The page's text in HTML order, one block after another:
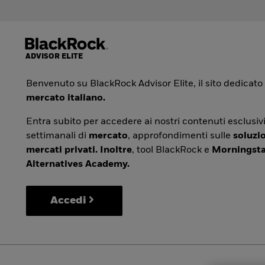
Benvenuto su BlackRock Advisor Elite, il sito dedicato
mercato italiano.
Entra subito per accedere ai nostri contenuti
settimanali di mercato, approfondimenti sulle
mercati privati. Inoltre, tool BlackRock e
Alternatives Academy.
Accedi